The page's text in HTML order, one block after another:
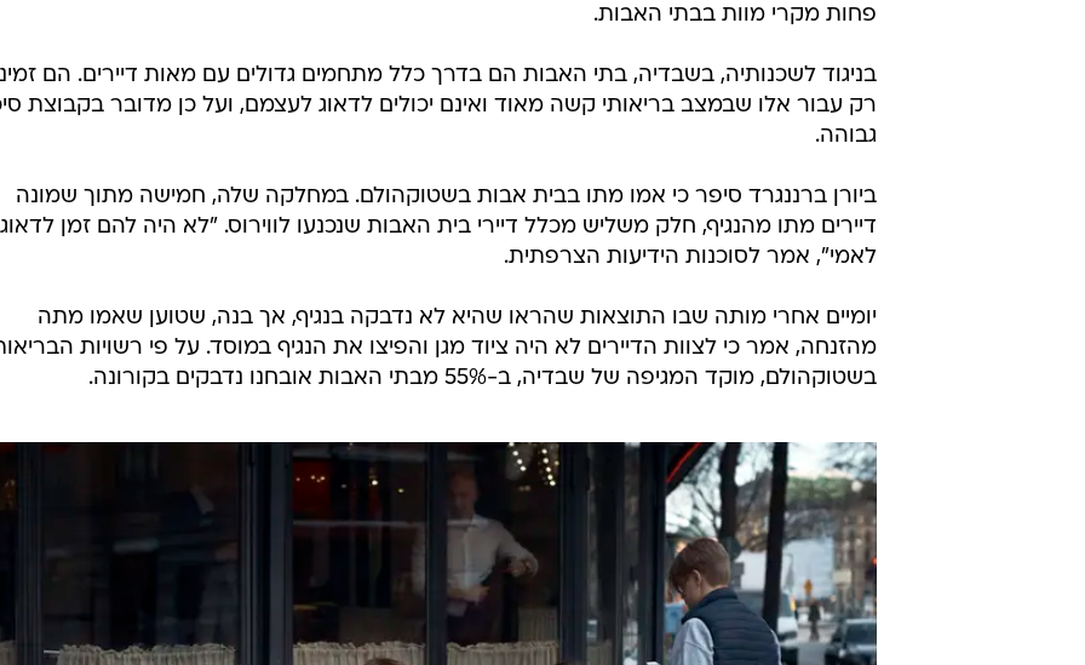
פחות מקרי מוות בבתי האבות.
בניגוד לשכנותיה, בשבדיה, בתי האבות הם בדרך כלל מתחמים גדולים עם מאות דיירים. הם
רק עבור אלו שבמצב בריאותי קשה מאוד ואינם יכולים לדאוג לעצמם, ועל כן מדובר בקבוצת
גבוהה.
ביורן ברננגרד סיפר כי אמו מתו בבית אבות בשטוקהולם. במחלקה שלה, חמישה מתוך שמונה
דיירים מתו מהנגיף, חלק משליש מכלל דיירי בית האבות שנכנעו לווירוס. "לא היה להם זמן לדאוג
לאמי", אמר לסוכנות הידיעות הצרפתית.
יומיים אחרי מותה שבו התוצאות שהראו שהיא לא נדבקה בנגיף, אך בנה, שטוען שאמו מתה
מהזנחה, אמר כי לצוות הדיירים לא היה ציוד מגן והפיצו את הנגיף במוסד. על פי רשויות
בשטוקהולם, מוקד המגיפה של שבדיה, ב-55% מבתי האבות אובחנו נדבקים בקורונה.